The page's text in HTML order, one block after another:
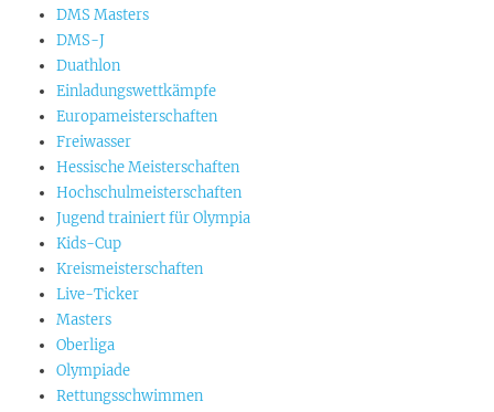
DMS Masters
DMS-J
Duathlon
Einladungswettkämpfe
Europameisterschaften
Freiwasser
Hessische Meisterschaften
Hochschulmeisterschaften
Jugend trainiert für Olympia
Kids-Cup
Kreismeisterschaften
Live-Ticker
Masters
Oberliga
Olympiade
Rettungsschwimmen